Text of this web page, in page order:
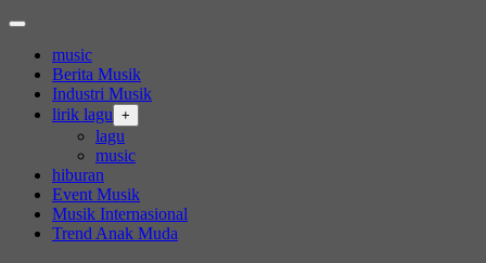
Skip
contentmusic
Berita Musik
Industri Musik
lirik lagu +
lagu
music
hiburan
Event Musik
Musik Internasional
Trend Anak Muda